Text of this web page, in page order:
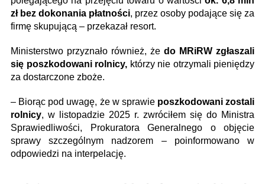
zł bez dokonania płatności, przez osoby podające się za
firmę skupującą – przekazał resort.
Ministerstwo przyznało również, że do MRiRW zgłaszali
się poszkodowani rolnicy, którzy nie otrzymali pieniędzy
za dostarczone zboże.
– Biorąc pod uwagę, że w sprawie poszkodowani zostali
rolnicy, w listopadzie 2025 r. zwróciłem się do Ministra
Sprawiedliwości, Prokuratora Generalnego o objęcie
sprawy szczególnym nadzorem – poinformowano w
odpowiedzi na interpelację.